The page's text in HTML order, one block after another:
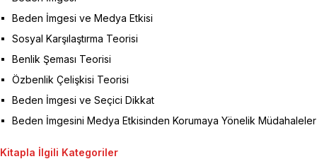
Beden İmgesi ve Medya Etkisi
Sosyal Karşılaştırma Teorisi
Benlik Şeması Teorisi
Özbenlik Çelişkisi Teorisi
Beden İmgesi ve Seçici Dikkat
Beden İmgesini Medya Etkisinden Korumaya Yönelik Müdahaleler
Kitapla İlgili Kategoriler